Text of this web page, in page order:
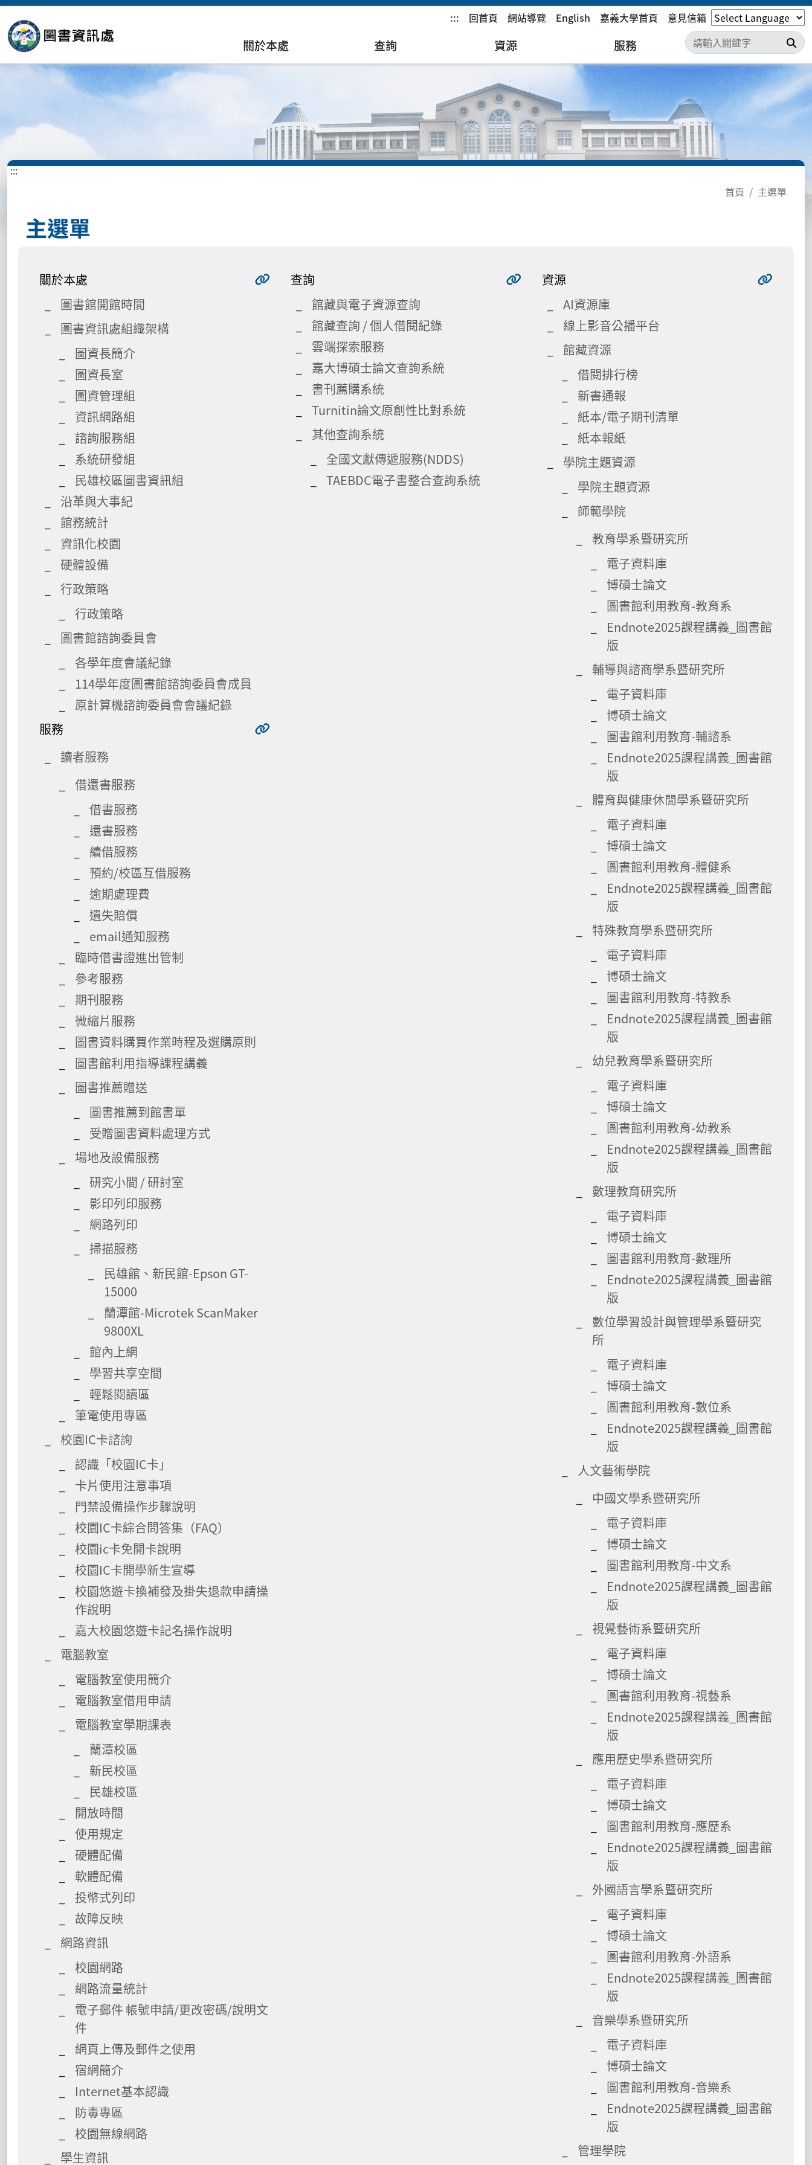
::: 回首頁 網站導覽 English 嘉義大學首頁 意見信箱
關於本處 查詢 資源 服務 搜
:::
首頁
主選單
主選單
關於本處
圖書館開館時間
圖書資訊處組織架構
圖資長簡介
圖資長室
圖資管理組
資訊網路組
諮詢服務組
系統研發組
民雄校區圖書資訊組
沿革與大事紀
館務統計
資訊化校園
硬體設備
行政策略
行政策略
圖書館諮詢委員會
各學年度會議紀錄
114學年度圖書館諮詢委員會成員
原計算機諮詢委員會會議紀錄
服務
讀者服務
借還書服務
借書服務
還書服務
續借服務
預約/校區互借服務
逾期處理費
遺失賠償
email通知服務
臨時借書證進出管制
參考服務
期刊服務
微縮片服務
圖書資料購買作業時程及選購原則
圖書館利用指導課程講義
圖書推薦贈送
圖書推薦到館書單
受贈圖書資料處理方式
場地及設備服務
研究小間 / 研討室
影印列印服務
網路列印
掃描服務
民雄館、新民館-Epson GT-
15000
蘭潭館-Microtek ScanMaker
9800XL
館內上網
學習共享空間
輕鬆閱讀區
筆電使用專區
校園IC卡諮詢
認識「校園IC卡」
卡片使用注意事項
門禁設備操作步驟說明
校園IC卡綜合問答集（FAQ）
校園ic卡免開卡說明
校園IC卡開學新生宣導
校園悠遊卡換補發及掛失退款申請操
作說明
嘉大校園悠遊卡記名操作說明
電腦教室
電腦教室使用簡介
電腦教室借用申請
電腦教室學期課表
蘭潭校區
新民校區
民雄校區
開放時間
使用規定
硬體配備
軟體配備
投幣式列印
故障反映
網路資訊
校園網路
網路流量統計
電子郵件 帳號申請/更改密碼/說明文
件
網頁上傳及郵件之使用
宿網簡介
Internet基本認識
防毒專區
校園無線網路
學生資訊
查詢
館藏與電子資源查詢
館藏查詢 / 個人借閱紀錄
雲端探索服務
嘉大博碩士論文查詢系統
書刊薦購系統
Turnitin論文原創性比對系統
其他查詢系統
全國文獻傳遞服務(NDDS)
TAEBDC電子書整合查詢系統
資源
AI資源庫
線上影音公播平台
館藏資源
借閱排行榜
新書通報
紙本/電子期刊清單
紙本報紙
學院主題資源
學院主題資源
師範學院
教育學系暨研究所
電子資料庫
博碩士論文
圖書館利用教育-教育系
Endnote2025課程講義_圖書館
版
輔導與諮商學系暨研究所
電子資料庫
博碩士論文
圖書館利用教育-輔諮系
Endnote2025課程講義_圖書館
版
體育與健康休閒學系暨研究所
電子資料庫
博碩士論文
圖書館利用教育-體健系
Endnote2025課程講義_圖書館
版
特殊教育學系暨研究所
電子資料庫
博碩士論文
圖書館利用教育-特教系
Endnote2025課程講義_圖書館
版
幼兒教育學系暨研究所
電子資料庫
博碩士論文
圖書館利用教育-幼教系
Endnote2025課程講義_圖書館
版
數理教育研究所
電子資料庫
博碩士論文
圖書館利用教育-數理所
Endnote2025課程講義_圖書館
版
數位學習設計與管理學系暨研究
所
電子資料庫
博碩士論文
圖書館利用教育-數位系
Endnote2025課程講義_圖書館
版
人文藝術學院
中國文學系暨研究所
電子資料庫
博碩士論文
圖書館利用教育-中文系
Endnote2025課程講義_圖書館
版
視覺藝術系暨研究所
電子資料庫
博碩士論文
圖書館利用教育-視藝系
Endnote2025課程講義_圖書館
版
應用歷史學系暨研究所
電子資料庫
博碩士論文
圖書館利用教育-應歷系
Endnote2025課程講義_圖書館
版
外國語言學系暨研究所
電子資料庫
博碩士論文
圖書館利用教育-外語系
Endnote2025課程講義_圖書館
版
音樂學系暨研究所
電子資料庫
博碩士論文
圖書館利用教育-音樂系
Endnote2025課程講義_圖書館
版
管理學院